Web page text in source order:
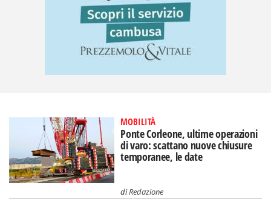
MOBILITÀ
Ponte Corleone, ultime operazioni
di varo: scattano nuove chiusure
temporanee, le date
diRedazione